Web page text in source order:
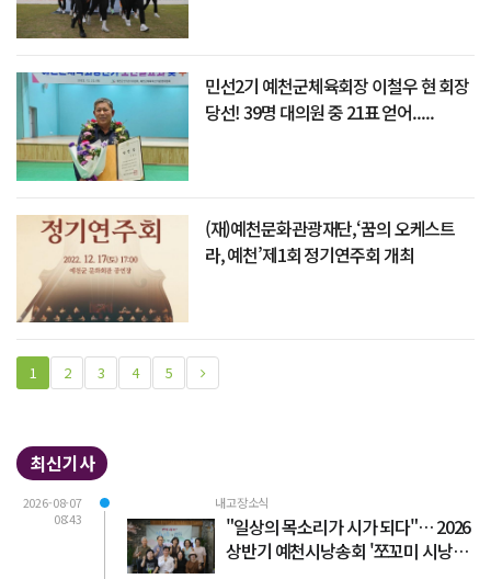
민선2기 예천군체육회장 이철우 현 회장
당선! 39명 대의원 중 21표 얻어.....
(재)예천문화관광재단,‘꿈의 오케스트
라, 예천’제1회 정기연주회 개최
1 2 3 4 5
최신기사
2026-08-07
08:43
내고장소식
"일상의 목소리가 시가 되다"… 2026
상반기 예천시낭송회 '쪼꼬미 시낭송